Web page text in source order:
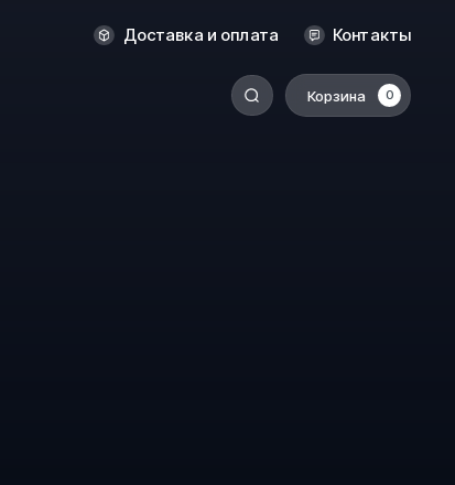
Доставка и оплата Контакты
Корзина 0
Оренбург
Пермь
Ростов-на-Дону